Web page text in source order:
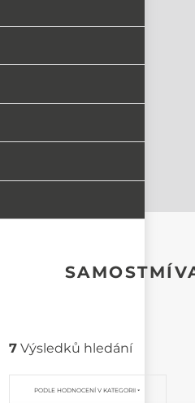
nastavit nové heslo
7 Výsledků hledání
PODLE HODNOCENÍ V KATEGORII